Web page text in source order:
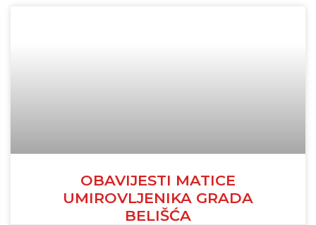
OBAVIJESTI MATICE
UMIROVLJENIKA GRADA
BELIŠĆA